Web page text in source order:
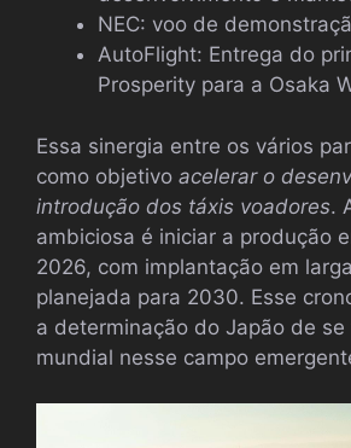
NEC: voo de
AutoFlight: Entrega do
Prosperity para a Osaka
Essa sinergia entre os vários
como objetivo acelerar o
introdução dos táxis voadores.
ambiciosa é iniciar a produção
2026, com implantação em
planejada para 2030. Esse
a determinação do Japão de
mundial nesse campo